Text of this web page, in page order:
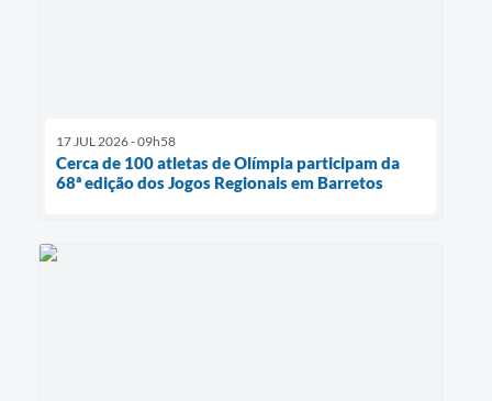
17 JUL 2026 - 09h58
Cerca de 100 atletas de Olímpia participam da
68ª edição dos Jogos Regionais em Barretos